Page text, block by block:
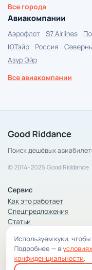
Все города
Авиакомпании
Аэрофлот S7 Airlines
ЮТэйр
Россия
Азур Эйр
Все авиакомпании
Good Riddance
Поиск дешёвых
© 2014–2026 Good Riddance
Сервис
Как это работает
Спецпредложения
Статьи
Компания
Компания и контакты
Условия использования
Используем куки,
Подробнее — в
конфиденциальности.